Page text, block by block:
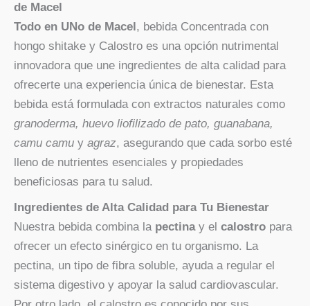
de Macel
Todo en UNo de Macel , bebida Concentrada con
hongo shitake y Calostro es una opción nutrimental
innovadora que une ingredientes de alta calidad para
ofrecerte una experiencia única de bienestar. Esta
bebida está formulada con extractos naturales como
granoderma, huevo liofilizado de pato, guanabana,
camu camu y agraz, asegurando que cada sorbo esté
lleno de nutrientes esenciales y propiedades
beneficiosas para tu salud.
Ingredientes de Alta Calidad para Tu Bienestar
Nuestra bebida combina la pectinay el calostro para
ofrecer un efecto sinérgico en tu organismo. La
pectina, un tipo de fibra soluble, ayuda a regular el
sistema digestivo y apoyar la salud cardiovascular.